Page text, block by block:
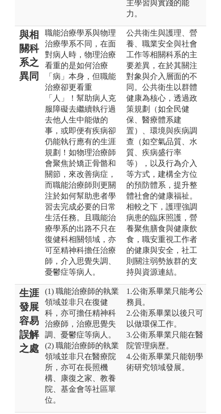
主學習與實踐的能
力。
與相
關科
系之
異同
職能治療學系與物理
治療學系不同，在面
對病人時，物理治療
看重的是如何治療
「病」本身，但職能
治療卻更看重
「人」！幫助病人克
服障礙去繼續執行過
去他人生中能做的
事，或即便有疾病卻
仍能執行應有的生涯
規劃！如物理治療師
會聚焦於矯正骨骼和
關節，來改善病症，
而職能治療師則更關
注於如何幫助患者學
習去完成必要的日常
生活任務。且職能治
療學系的出路不只在
復健科相關領域，亦
可至精神科擔任治療
師，介入思覺失調、
憂鬱症等病人。
公共衛生與護理、營
養、職業安全與社會
工作等相關科系的主
要差異，在於其關注
對象與介入層面的不
同。公共衛生以群體
健康為核心，透過政
策規劃（如全民健
保、醫療體系建
置）、環境與疾病調
查（如空氣品質、水
質、疾病盛行率
等），以及行為介入
等方式，建構全方位
的預防體系，提升整
體社會的健康福祉。
相較之下，護理強調
病患的臨床照護，營
養聚焦膳食與健康飲
食，職安重視工作者
的健康與安全，社工
則關注弱勢族群的支
持與資源連結。
生涯
發展
容易
誤解
之處
(1) 職能治療師的執業
領域並非只在復健
科，亦可擔任精神科
治療師，治療思覺失
調、憂鬱症等病人。
(2) 職能治療師的執業
領域並非只在醫療院
所，亦可在長照機
構、康復之家、教養
院、基金會等社區單
位。
1.公衛系畢業只能考公
務員。
2.公衛系畢業以後只可
以做環保工作。
3.公衛系畢業只能在醫
院管理病歷。
4.公衛系畢業只能朝學
術研究領域發展。